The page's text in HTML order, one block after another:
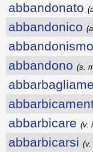
abbandonato
abbandonico
abbandonismo
abbandono (s.
abbarbicare (v.
abbarbicarsi (v.